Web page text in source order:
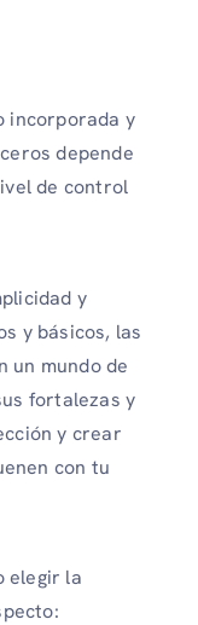
incorporada y
depende
de control
y
y básicos, las
un mundo de
fortalezas y
y crear
con tu
elegir la